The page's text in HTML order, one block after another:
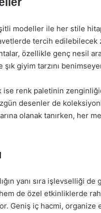
modeller ile her stile
tercih
özellikle genç nesil
giyim tarzını
ise renk paletinin
desenler de
olanak tanırken, her
yanı sıra işlevselliği
de özel etkinliklerde
Geniş iç hacmi,